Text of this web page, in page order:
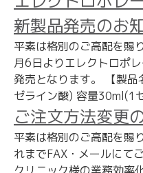
新製品発売のお
平素は格別のご高配を賜
月6日よりエレクトロポ
発売となります。 【製
ゼライン酸) 容量
ご注文方法変更
平素は格別のご高配を賜
れまでFAX・メールにて